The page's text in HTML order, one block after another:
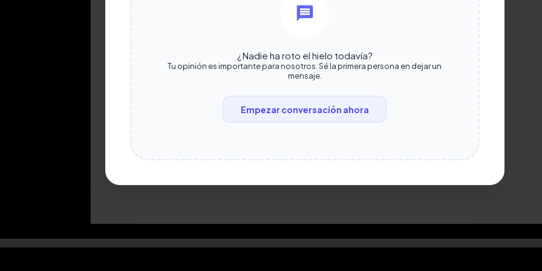
¿Nadie ha roto el hielo todavía?
Tu opinión es importante para nosotros. Sé la primera persona en dejar un
mensaje.
Empezar conversación ahora